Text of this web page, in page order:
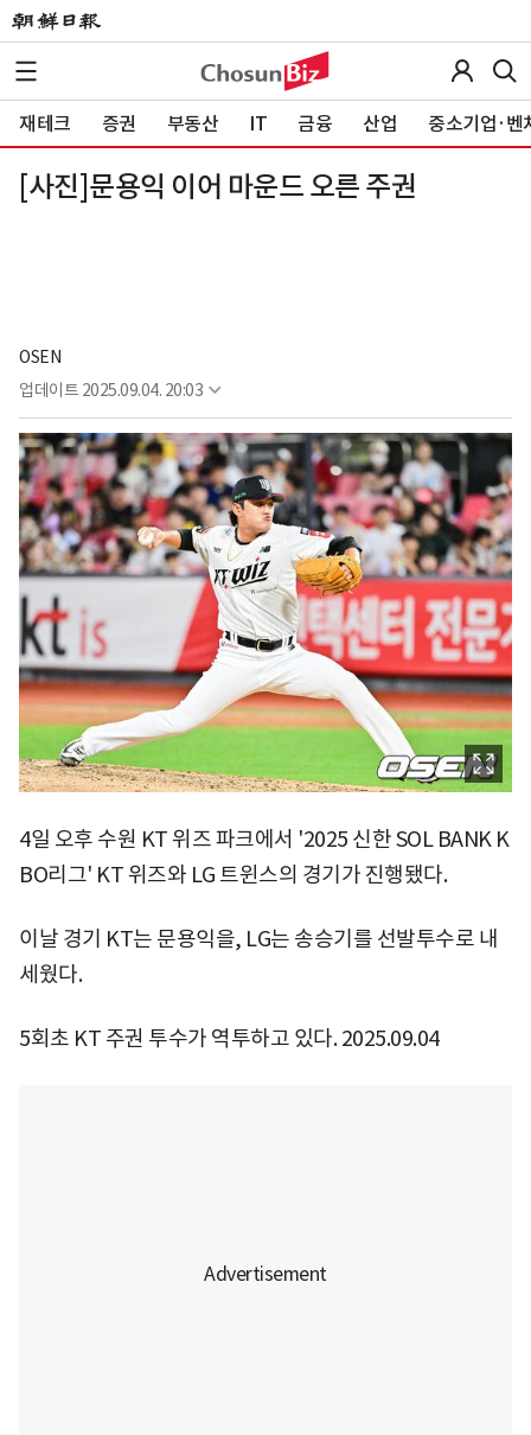
재테크 증권 부동산 IT 금융 산업 중소기업·벤
[사진]문용익 이어 마운드 오른 주권
OSEN
업데이트 2025.09.04. 20:03
4일 오후 수원 KT 위즈 파크에서 '2025 신한 SOL BANK K
BO리그' KT 위즈와 LG 트윈스의 경기가 진행됐다.
이날 경기 KT는 문용익을, LG는 송승기를 선발투수로 내
세웠다.
5회초 KT 주권 투수가 역투하고 있다. 2025.09.04